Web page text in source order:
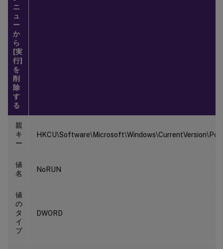
ニ
ュ
ー
か
ら
[実
行]
を
削
除
す
る
親
キ
ー
値
名
NoRUN
値
の
タ
イ
プ
DWORD